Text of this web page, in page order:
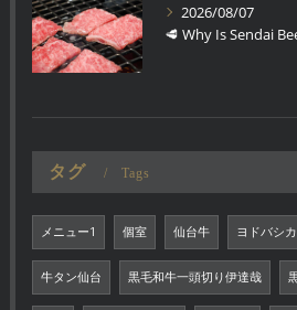
2026/08/07
🥩 Why Is Sendai
タグ Tags
メニュー1 個室 仙台牛 ヨドバシ
牛タン仙台 黒毛和牛一頭切り伊達哉